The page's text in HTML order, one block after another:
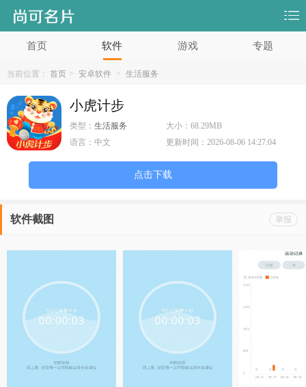
首页 软件 游戏 专题
当前位置： 首页 > 安卓软件 > 生活服务
小虎计步
类型： 生活服务 大小：68.29MB
语言： 中文 更新时间：2026-08-06 14:27:04
点击下载
举报
软件截图